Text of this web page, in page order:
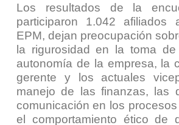
Los resultados de la
participaron 1.042 afiliados
EPM, dejan preocupación
la rigurosidad en la toma de
autonomía de la empresa, la
gerente y los actuales
manejo de las finanzas, las
comunicación en los
el comportamiento ético de